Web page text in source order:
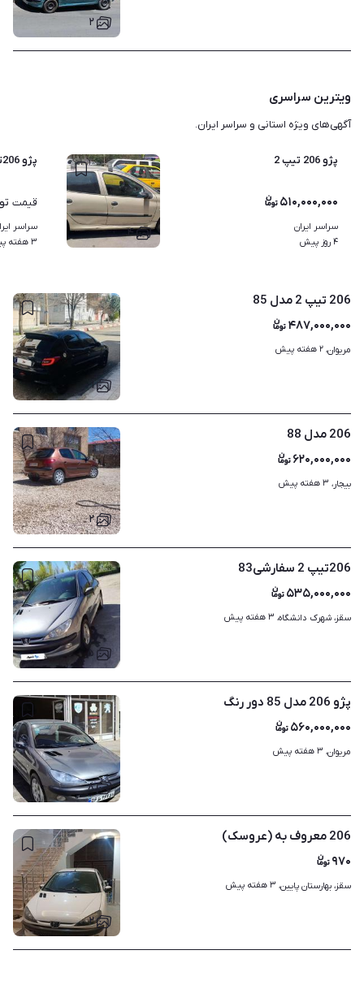
۲
ویترین سراسری
آگهی‌های ویژه استانی و سراسر ایران.
۴
پژو 206 تیپ 2
۵۱۰,۰۰۰,۰۰۰
سراسر ایران
۴ روز پیش
پژو 206تیپ2کم کار
قیمت
سراسر
۳ هفته پیش
۱
206 تیپ 2 مدل 85
۴۸۷,۰۰۰,۰۰۰
مریوان، ۲ هفته پیش
۲
206 مدل 88
۶۲۰,۰۰۰,۰۰۰
بیجار، ۳ هفته پیش
۵
206تیپ 2 سفارشی83
۵۳۵,۰۰۰,۰۰۰
سقز، شهرک دانشگاه، ۳ هفته پیش
۸
پژو 206 مدل 85 دور رنگ
۵۶۰,۰۰۰,۰۰۰
مریوان، ۳ هفته پیش
۲
206 معروف به (عروسک)
۹۷۰
سقز، بهارستان پایین، ۳ هفته پیش